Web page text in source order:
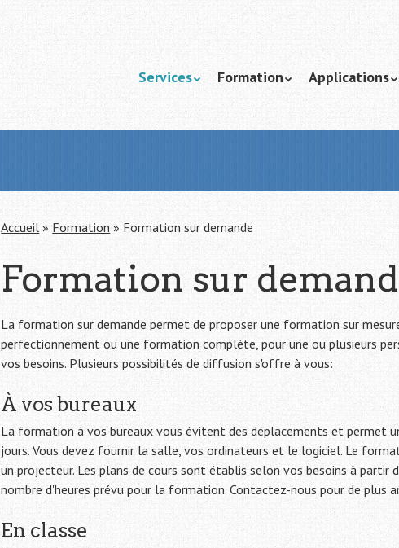
Menu
Passer au contenu
Services Formation Applications
Accueil » Formation » Formation sur demande
Formation sur
La formation sur demande permet de proposer une formation sur
perfectionnement ou une formation complète, pour une ou plusieurs
vos besoins. Plusieurs possibilités de diffusion s'offre à vous:
À vos bureaux
La formation à vos bureaux vous évitent des déplacements et permet
jours. Vous devez fournir la salle, vos ordinateurs et le logiciel. Le
un projecteur. Les plans de cours sont établis selon vos besoins à
nombre d'heures prévu pour la formation. Contactez-nous pour de plus
En classe